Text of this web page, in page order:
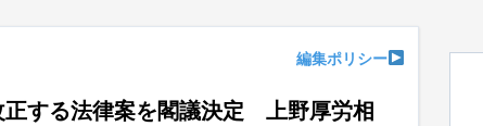
編集ポリシー
正する法律案を閣議決定 上野厚労相